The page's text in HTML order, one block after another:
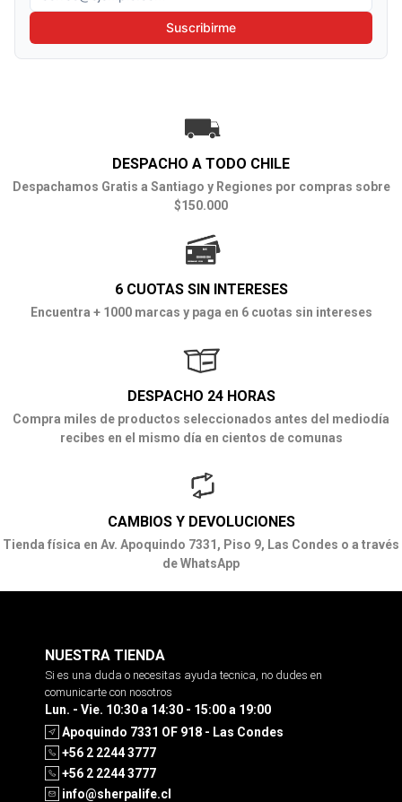
Suscribirme
DESPACHO A TODO CHILE
Despachamos Gratis a Santiago y Regiones por compras sobre
$150.000
6 CUOTAS SIN INTERESES
Encuentra + 1000 marcas y paga en 6 cuotas sin intereses
DESPACHO 24 HORAS
Compra miles de productos seleccionados antes del mediodía
recibes en el mismo día en cientos de comunas
CAMBIOS Y DEVOLUCIONES
Tienda física en Av. Apoquindo 7331, Piso 9, Las Condes o a través
de WhatsApp
NUESTRA TIENDA
Si es una duda o necesitas ayuda tecnica, no dudes en
comunicarte con nosotros
Lun. - Vie. 10:30 a 14:30 - 15:00 a 19:00
Apoquindo 7331 OF 918 - Las Condes
+56 2 2244 3777
+56 2 2244 3777
info@sherpalife.cl